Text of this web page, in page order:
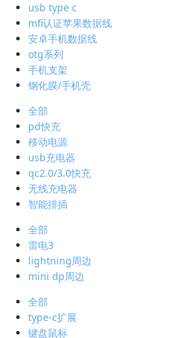
usb type c
mfi认证苹果数据线
安卓手机数据线
otg系列
手机支架
钢化膜/手机壳
全部
pd快充
移动电源
usb充电器
qc2.0/3.0快充
无线充电器
智能排插
全部
雷电3
lightning周边
mini dp周边
全部
type-c扩展
键盘鼠标